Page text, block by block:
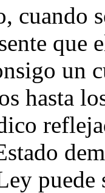
se
un
hasta